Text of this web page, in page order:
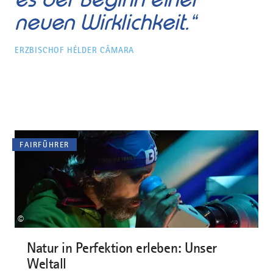
neuen Wirklichkeit.“
ERZBISCHOF HÉLDER CÂMARA
FAIRFÜHRER
©
Natur in Perfektion erleben: Unser
Weltall